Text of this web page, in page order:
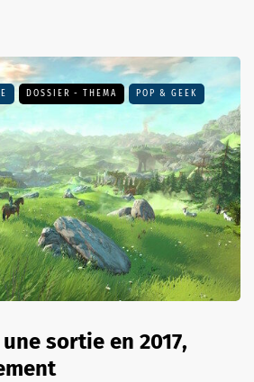
DOSSIER - THEMA POP & GEEK
sortie en 2017,